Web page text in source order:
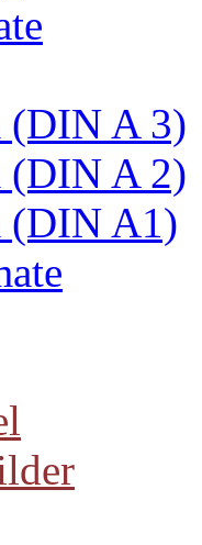
(DIN A 3)
(DIN A 2)
(DIN A1)